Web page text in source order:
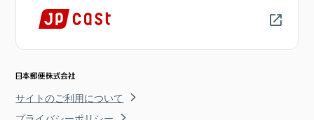
サイトのご利用について